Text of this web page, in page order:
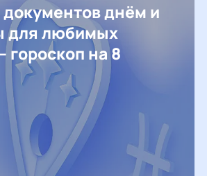
днём и
для любимых
гороскоп на 8